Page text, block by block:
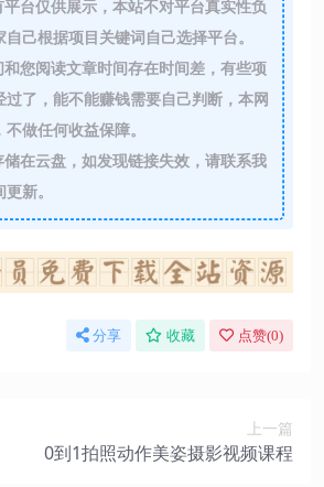
台仅供展示，本站不对平台真实性负
己根据项目关键词自己选择平台。
您阅读文章时间存在时间差，有些项
过了，能不能赚钱需要自己判断，本网
做任何收益保障。
在云盘，如发现链接失效，请联系我
新。
分享 收藏 点赞(0)
上一篇
0到1拍照动作美姿摄影视频课程